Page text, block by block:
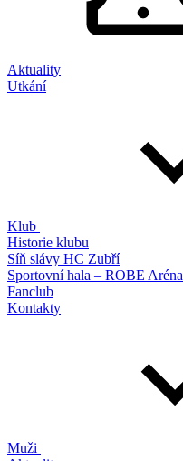
Aktuality
Utkání
Klub
Historie klubu
Síň slávy HC Zubří
Sportovní hala – ROBE Aréna
Fanclub
Kontakty
Muži